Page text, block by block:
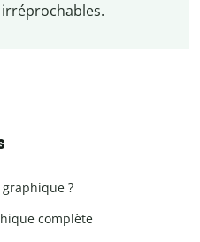
graphique ?
complète